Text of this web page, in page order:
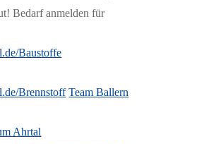
Bedarf anmelden für
Baustoffe
Brennstoff Team Ballern
Ahrtal